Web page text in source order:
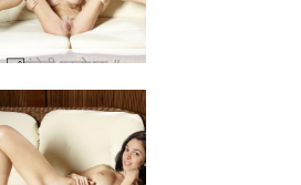
एंजेली प्रलोभक #42